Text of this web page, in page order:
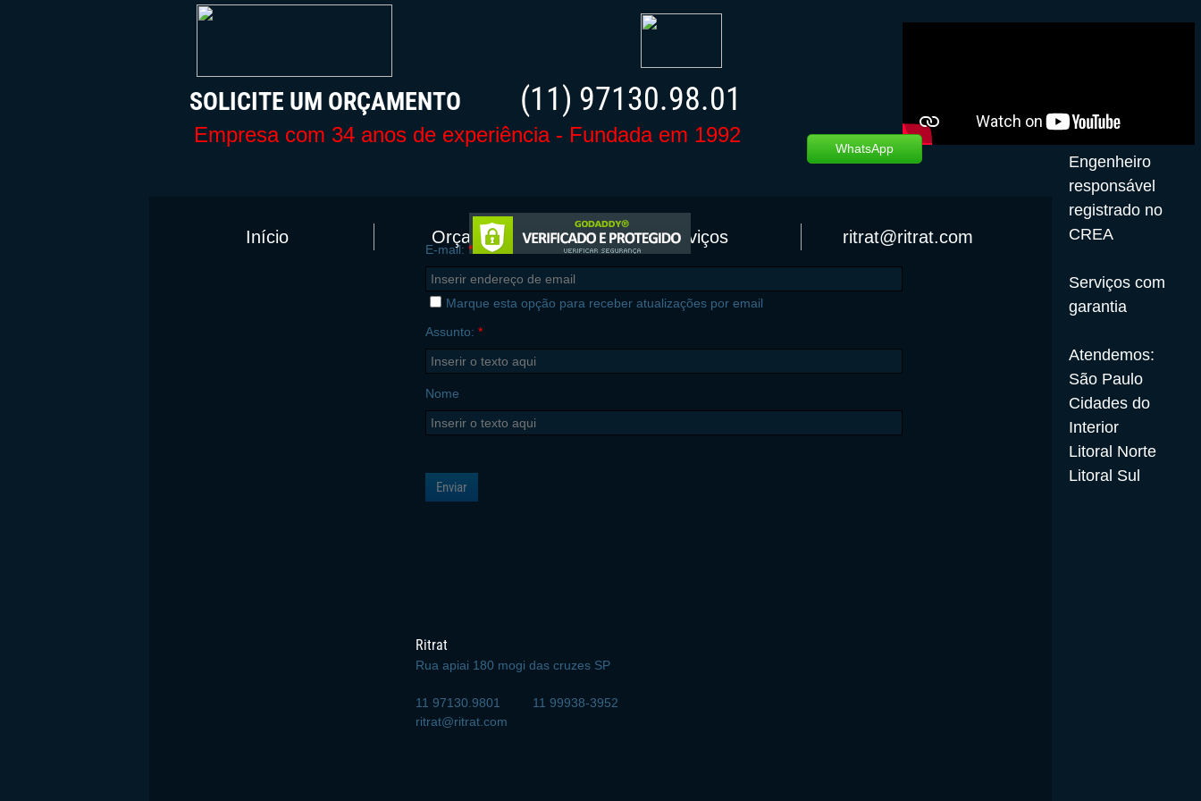
​Engenheiro
responsável
registrado no
CREA​​
Serviços com
garantia
Atendemos:
São Paulo
Cidades do
Interior
Litoral Norte
Litoral Sul
SOLICITE UM ORÇAMENTO (11) 97130.98.01
Empresa com 34 anos de experiência - Fundada em 1992
Início Orçamentos Serviços ritrat@ritrat.com
Ritrat
Rua apiai 180 mogi das cruzes SP
11 97130.9801 11 99938-3952
ritrat@ritrat.com
E-mail: *
Marque esta opção para receber atualizações por email
Nome
WhatsApp
Assunto: *